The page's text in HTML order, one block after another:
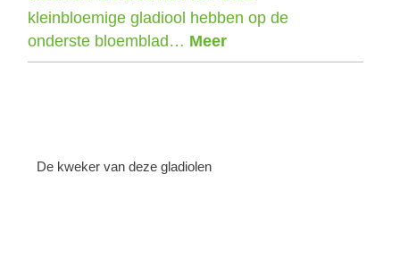
kleinbloemige gladiool hebben op de
onderste bloemblad… Meer
De kweker van deze gladiolen